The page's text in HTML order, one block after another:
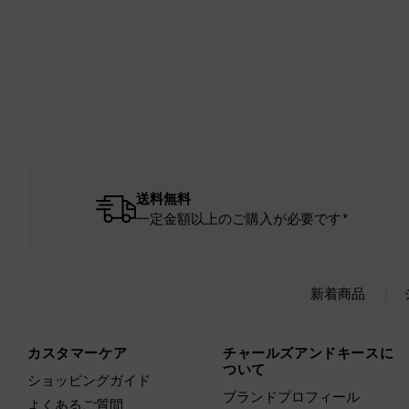
送料無料
一定金額以上のご購入が必要です*
新着商品
カスタマーケア
ショッピングガイド
チャールズアンドキースに
ついて
ブランドプロフィール